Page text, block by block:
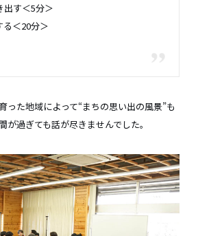
出す＜5分＞
る＜20分＞
った地域によって“まちの思い出の風景”も
が過ぎても話が尽きませんでした。